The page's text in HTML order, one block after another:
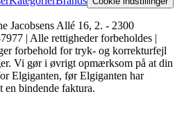
Jacobsens Allé 16, 2. - 2300
| Alle rettigheder forbeholdes |
forbehold for tryk- og korrekturfejl
Vi gør i øvrigt opmærksom på at din
Elgiganten, før Elgiganten har
en bindende faktura.